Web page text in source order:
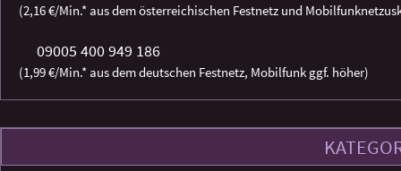
(2,16 €/Min.* aus dem österreichischen Festnetz und
09005 400 949 186
(1,99 €/Min.* aus dem deutschen Festnetz, Mobilfunk ggf. höher)